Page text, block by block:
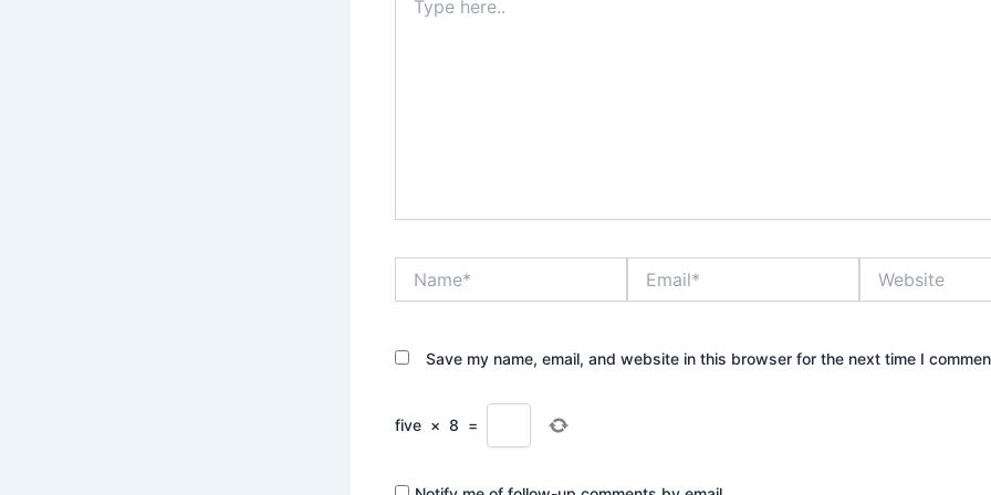
here..
Save my name, email, and website in this browser for the next time I
five × 8 =